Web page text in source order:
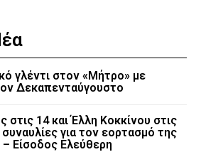
γλέντι στον «Μήτρο» με
Δεκαπενταύγουστο
στις 14 και Έλλη Κοκκίνου στις
για τον εορτασμό της
Είσοδος Ελεύθερη